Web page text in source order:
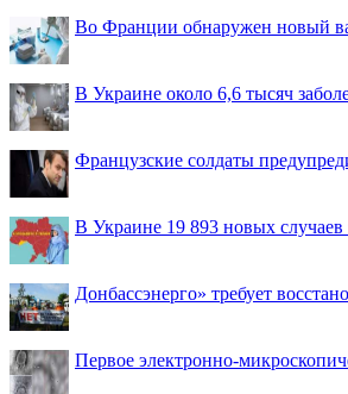
Во Франции обнаружен новый
В Украине около 6,6 тысяч
Французские солдаты
В Украине 19 893 новых
Донбассэнерго» требует
Первое электронно-